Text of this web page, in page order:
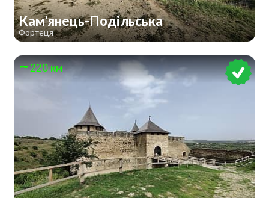
Кам'янець-Подільська
Фортеця
220 км